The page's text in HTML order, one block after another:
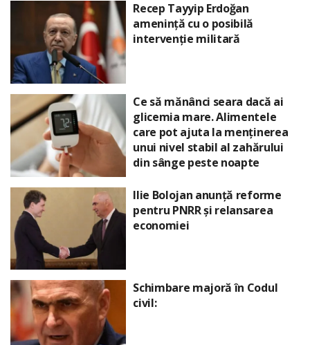
Recep Tayyip Erdoğan
amenință cu o posibilă
intervenție militară
Ce să mănânci seara dacă ai
glicemia mare. Alimentele
care pot ajuta la menținerea
unui nivel stabil al zahărului
din sânge peste noapte
Ilie Bolojan anunță reforme
pentru PNRR și relansarea
economiei
Schimbare majoră în Codul
civil: